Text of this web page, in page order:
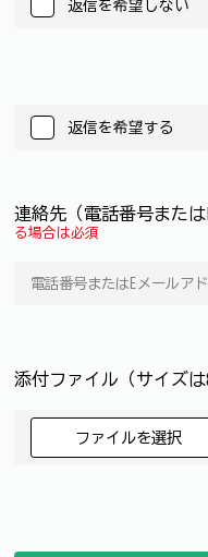
返信を希望しない
返信を希望する
連絡先（電話番号また
る場合は必須
添付ファイル（サイズは
ファイルを選択